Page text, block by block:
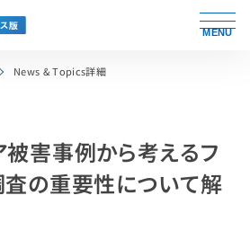
MENU
News & Topics詳細
被害事例から考えるフ
査の重要性について解